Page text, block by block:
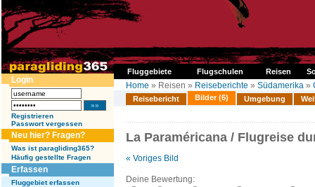
Fluggebiete Flugschulen Reisen
Login
Registrieren
Passwort vergessen
Neu hier? Fragen?
Was ist paragliding365?
Häufig gestellte Fragen
Erfassen
Fluggebiet erfassen
Home » Reisen » Reiseberichte » Südamerika »
Reisebericht Bilder (6) Umgebung
La Paraméricana / Flugreise
« Voriges Bild
Deine Bewertung: